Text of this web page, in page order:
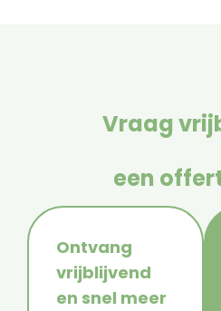
Vraag
een
Ontvang
vrijblijvend
en snel meer